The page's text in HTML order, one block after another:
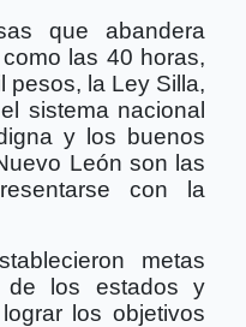
que abandera
las 40 horas,
pesos, la Ley Silla,
sistema nacional
y los buenos
León son las
con la
metas
de los estados y
los objetivos